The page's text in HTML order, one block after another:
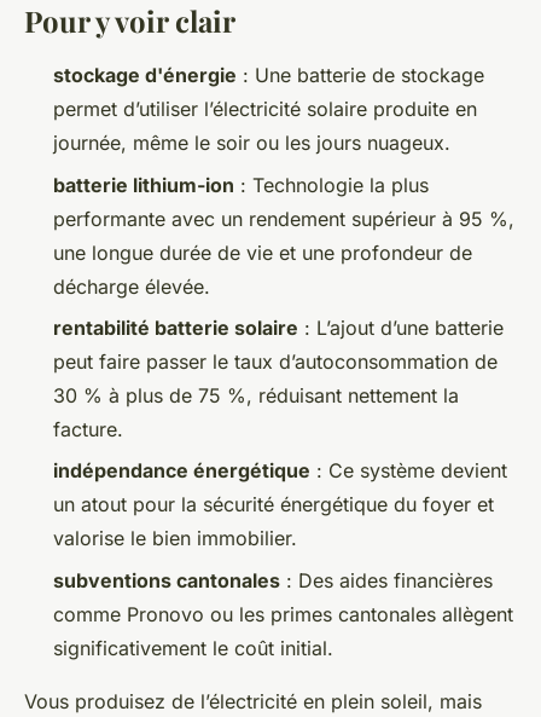
Choisir une batterie de
stockage pour votre
installation solaire
Cheikh 03/06/2026 18:15 8 min de lecture
Pour y voir clair
stockage d'énergie : Une batterie de stockage
permet d’utiliser l’électricité solaire produite en
journée, même le soir ou les jours nuageux.
batterie lithium-ion : Technologie la plus
performante avec un rendement supérieur à 95 %,
une longue durée de vie et une profondeur de
décharge élevée.
rentabilité batterie solaire : L’ajout d’une batterie
peut faire passer le taux d’autoconsommation de
30 % à plus de 75 %, réduisant nettement la
facture.
indépendance énergétique : Ce système devient
un atout pour la sécurité énergétique du foyer et
valorise le bien immobilier.
subventions cantonales : Des aides financières
comme Pronovo ou les primes cantonales allègent
significativement le coût initial.
Vous produisez de l’électricité en plein soleil, mais